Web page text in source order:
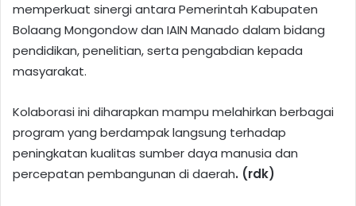
memperkuat sinergi antara Pemerintah Kabupaten
Bolaang Mongondow dan IAIN Manado dalam bidang
pendidikan, penelitian, serta pengabdian kepada
masyarakat.
Kolaborasi ini diharapkan mampu melahirkan berbagai
program yang berdampak langsung terhadap
peningkatan kualitas sumber daya manusia dan
percepatan pembangunan di daerah. (rdk)